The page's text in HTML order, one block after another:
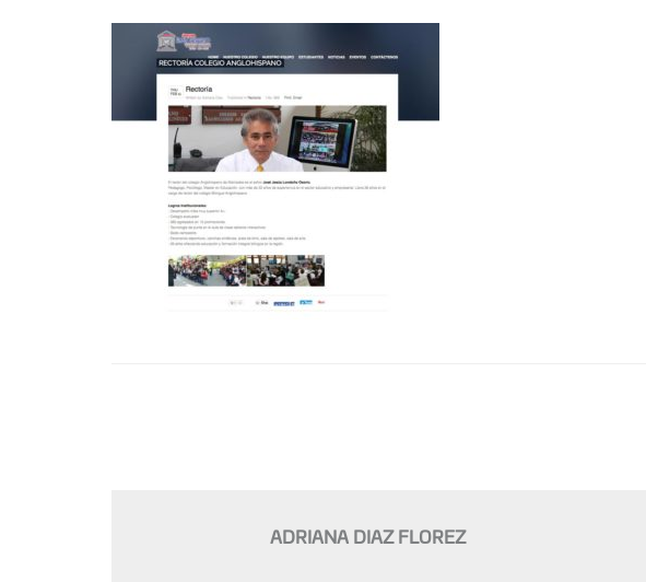
ADRIANA DIAZ FLOREZ